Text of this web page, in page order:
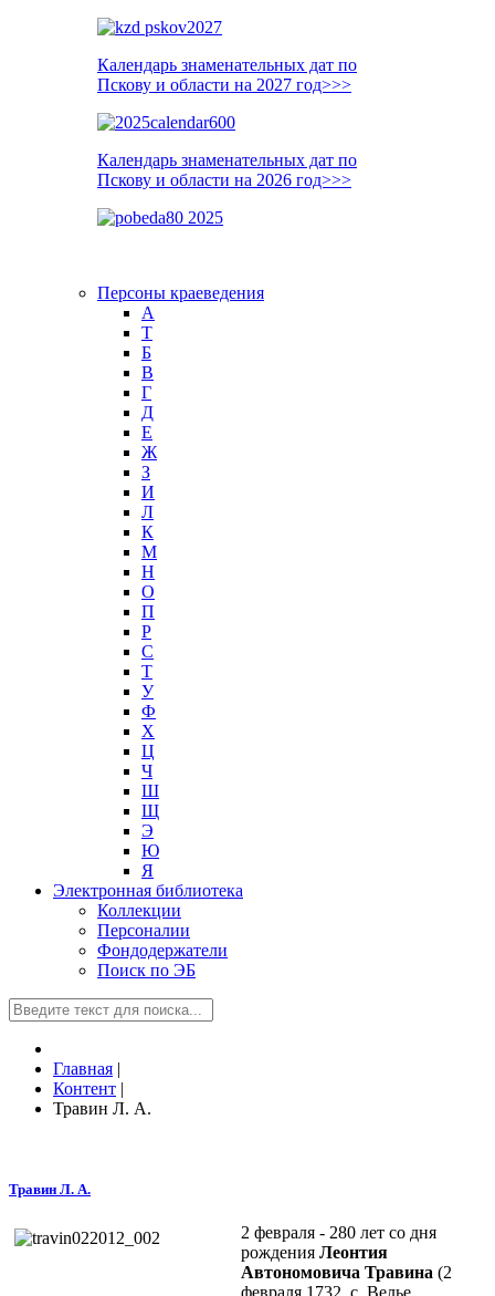
Календарь знаменательных дат по
Пскову и области на 2027 год>>>
Календарь знаменательных дат по
Пскову и области на 2026 год>>>
Персоны краеведения
А
T
Б
В
Г
Д
Е
Ж
З
И
Л
К
М
Н
О
П
Р
С
Т
У
Ф
Х
Ц
Ч
Ш
Щ
Э
Ю
Я
Электронная библиотека
Коллекции
Персоналии
Фондодержатели
Поиск по ЭБ
Главная |
Контент |
Травин Л. А.
Травин Л. А.
2 февраля - 280 лет со дня
рождения Леонтия
Автономовича Травина (2